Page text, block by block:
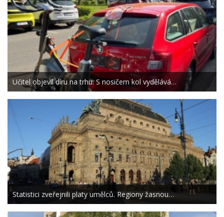
Učitel objevil díru na trhu. S nosičem kol vydělává…
Statistici zveřejnili platy umělců. Regiony žasnou…